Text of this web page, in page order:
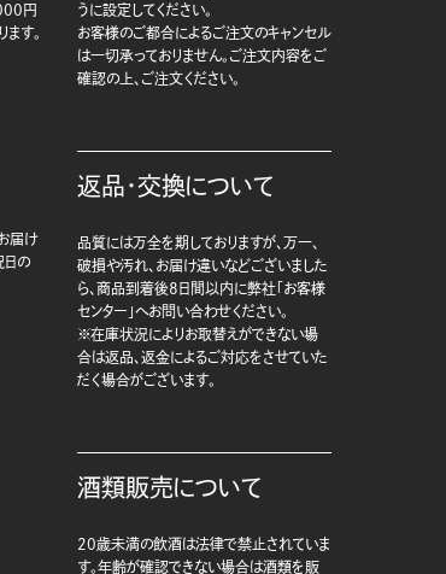
円
す。
届け
日の
うに設定してください。
お客様のご都合によるご注文のキャンセル
は一切承っておりません。ご注文内容をご
確認の上、ご注文ください。
返品・交換について
品質には万全を期しておりますが、万一、
破損や汚れ、お届け違いなどございました
ら、商品到着後8日間以内に弊社「お客様
センター」へお問い合わせください。
※在庫状況によりお取替えができない場
合は返品、返金によるご対応をさせていた
だく場合がございます。
酒類販売について
20歳未満の飲酒は法律で禁止されていま
す。年齢が確認できない場合は酒類を販